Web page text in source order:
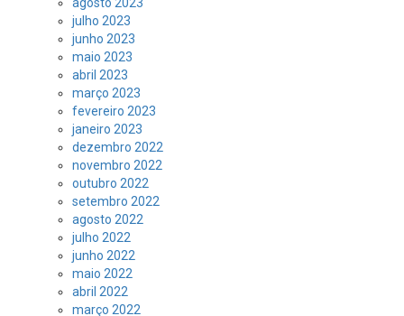
agosto 2023
julho 2023
junho 2023
maio 2023
abril 2023
março 2023
fevereiro 2023
janeiro 2023
dezembro 2022
novembro 2022
outubro 2022
setembro 2022
agosto 2022
julho 2022
junho 2022
maio 2022
abril 2022
março 2022